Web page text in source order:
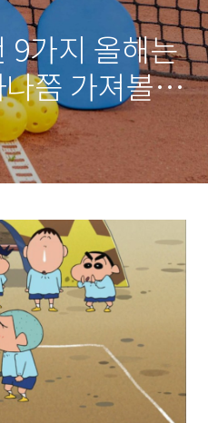
9가지 올해는
쯤 가져볼